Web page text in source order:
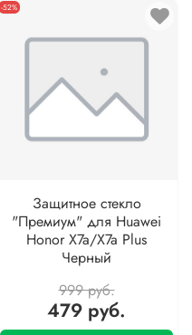
-52%
Защитное стекло
"Премиум" для Huawei
Honor X7a/X7a Plus
Черный
999 руб.
479 руб.